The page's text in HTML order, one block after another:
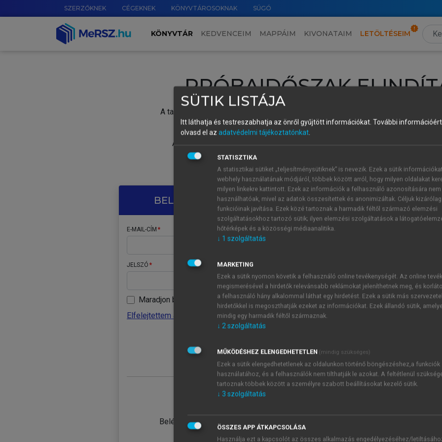
SZERZŐKNEK CÉGEKNEK KÖNYVTÁROSOKNAK SÚGÓ
KÖNYVTÁR KEDVENCEIM MAPPÁIM KIVONATAIM LETÖLTÉSEIM
PRÓBAIDŐSZAK
A tartalom megtekintéséhez lépj be a saját fiókoddal, iskolai azonosítóddal vagy
Új felhasználóként1 óra díjmentes hozzáférésrevagy
A próbaidőszak elindításához,
vagy hozz
A regisztráció után a
BELÉPÉS SAJÁT FIÓKKAL
E-MAIL-CÍM
JELSZÓ
Maradjon belépve
Elfelejtettem a jelszavamat
Belépés intézményi azonosítóval
ÚJ FIÓK
1 óra
JELSZÓ
Kérek értesítést a MeRSZ
Kérek értesítést az
SÜTIK LISTÁJA
Itt láthatja és testreszabhatja az önről gyűjtött információkat. További
olvasd el az adatvédelmi tájékoztatónkat.
STATISZTIKA
A statisztikai sütiket „teljesítménysütiknek” is nevezik. Ezek a sütik
webhely használatának módjáról, többek között arról, hogy milyen oldalakat
milyen linkekre kattintott. Ezek az információk a felhasználó azonosítására nem
használhatóak, mivel az adatok összesítettek és anonimizáltak. Céljuk
funkcióinak javítása. Ezek közé tartoznak a harmadik féltől származó elemzési
szolgáltatásokhoz tartozó sütik; ilyen elemzési szolgáltatások a
hőtérképek és a közösségi médiaanalitika.
↓ 1 szolgáltatás
MARKETING
Ezek a sütik nyomon követik a felhasználó online tevékenységét. Az online
megismerésével a hirdetők relevánsabb reklámokat jeleníthetnek meg, és
a felhasználó hány alkalommal láthat egy hirdetést. Ezek a sütik más
hirdetőkkel is megoszthatják ezeket az információkat. Ezek állandó sütik,
mindig egy harmadik féltől származnak.
↓ 2szolgáltatás
MŰKÖDÉSHEZ ELENGEDHETETLEN (mindig szükséges)
Ezek a sütik elengedhetetlenek az oldalunkon történő böngészéshez,a funkciók
használatához, és a felhasználók nem tilthatják le azokat. A feltétlenül
tartoznak többek között a személyre szabott beállításokat kezelő sütik.
↓ 3 szolgáltatás
ÖSSZES APP ÁTKAPCSOLÁSA
Használja ezt a kapcsolót az összes alkalmazás engedélyezéséhez/